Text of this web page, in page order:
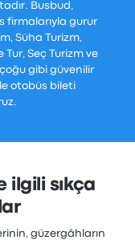
Busbud,
firmalarıyla gurur
Süha Turizm,
Tur, Seç Turizm ve
gibi güvenilir
otobüs bileti
ilgili sıkça
güzergâhların